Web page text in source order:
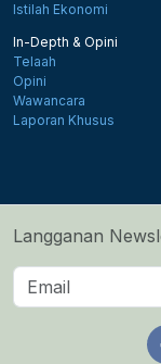
Istilah Ekonomi
In-Depth & Opini
Telaah
Opini
Wawancara
Laporan Khusus
Langganan